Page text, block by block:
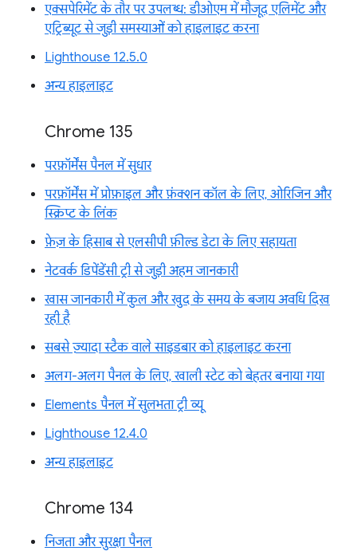
एक्सपेरिमेंट के तौर पर उपलब्ध: डीओएम में मौजूद एलिमेंट और
एट्रिब्यूट से जुड़ी समस्याओं को हाइलाइट करना
Lighthouse 12.5.0
अन्य हाइलाइट
Chrome 135
परफ़ॉर्मेंस पैनल में सुधार
परफ़ॉर्मेंस में प्रोफ़ाइल और फ़ंक्शन कॉल के लिए, ओरिजिन और
स्क्रिप्ट के लिंक
फ़ेज़ के हिसाब से एलसीपी फ़ील्ड डेटा के लिए सहायता
नेटवर्क डिपेंडेंसी ट्री से जुड़ी अहम जानकारी
खास जानकारी में कुल और खुद के समय के बजाय अवधि दिख
रही है
सबसे ज़्यादा स्टैक वाले साइडबार को हाइलाइट करना
अलग-अलग पैनल के लिए, खाली स्टेट को बेहतर बनाया गया
Elements पैनल में सुलभता ट्री व्यू
Lighthouse 12.4.0
अन्य हाइलाइट
Chrome 134
निजता और सुरक्षा पैनल